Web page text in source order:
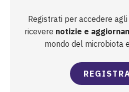
Registrati per accedere
ricevere notizie e
mondo del microbiota